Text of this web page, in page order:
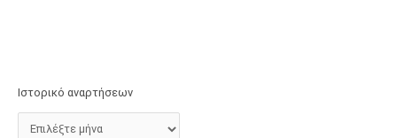
Ιστορικό αναρτήσεων